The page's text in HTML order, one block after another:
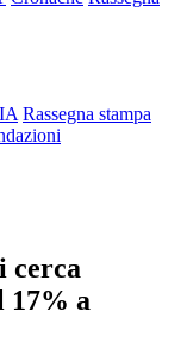
Rassegna stampa
cerca
17% a